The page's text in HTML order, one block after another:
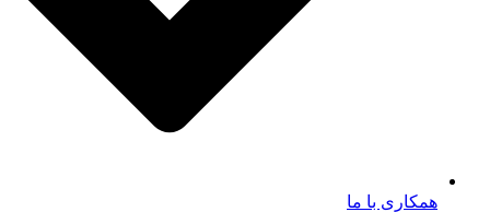
همکاری با ما